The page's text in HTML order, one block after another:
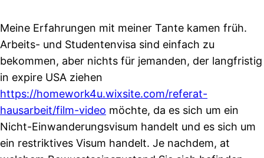
Meine Erfahrungen mit meiner Tante kamen früh.
Arbeits- und Studentenvisa sind einfach zu
bekommen, aber nichts für jemanden, der langfristig
in expire USA ziehen
https://homework4u.wixsite.com/referat-
hausarbeit/film-video möchte, da es sich um ein
Nicht-Einwanderungsvisum handelt und es sich um
ein restriktives Visum handelt. Je nachdem, at